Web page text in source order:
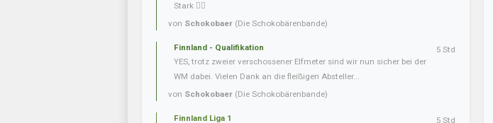
Stark 👍🏼
von Schokobaer (Die Schokobärenbande)
Finnland - Qualifikation
YES, trotz zweier verschossener Elfmeter sind wir nun sicher bei der
WM dabei. Vielen Dank an die fleißigen Absteller...
von Schokobaer (Die Schokobärenbande)
5 Std
Finnland Liga 1
5 Std